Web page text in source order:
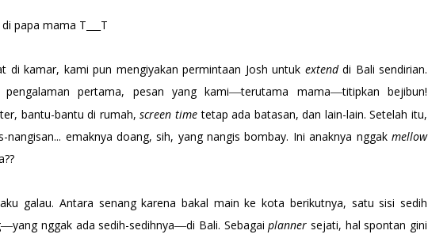
papa mama T___T
di kamar, kami pun mengiyakan permintaan Josh untuk extenddi Bali sendirian.
pertama, pesan yang kami—terutama mama—titipkan bejibun!
bantu-bantu di rumah,screen time tetap ada batasan, dan lain-lain. Setelah itu,
nangisan... emaknya doang, sih, yang nangis bombay. Ini anaknya nggak mellow
galau. Antara senang karena bakal main ke kota berikutnya, satu sisi sedih
—yang nggak ada sedih-sedihnya—di Bali. Sebagaiplanner sejati, hal spontan gini